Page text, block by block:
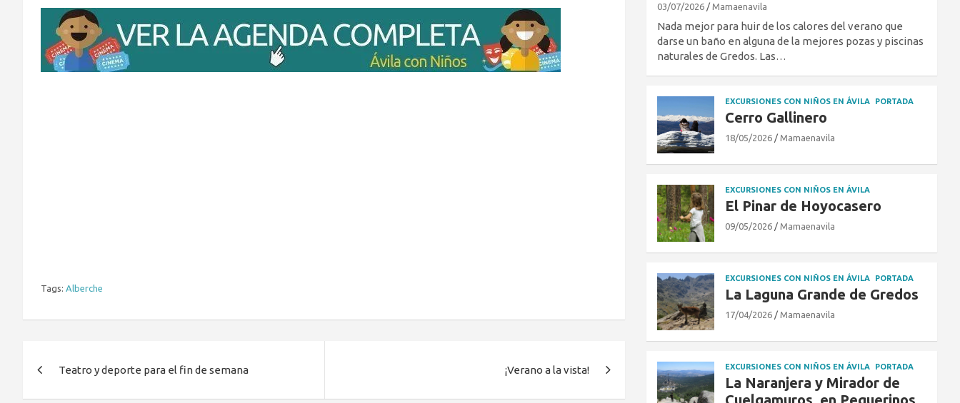
Tags: Alberche
Teatro y deporte para el fin de semana ¡Verano a la vista!
03/07/2026 Mamaenavila
Nada mejor para huir de los calores del verano que
darse un baño en alguna de la mejores pozas y piscinas
naturales de Gredos. Las…
EXCURSIONES CON NIÑOS EN ÁVILA PORTADA
Cerro Gallinero
18/05/2026 Mamaenavila
EXCURSIONES CON NIÑOS EN ÁVILA
El Pinar de Hoyocasero
09/05/2026 Mamaenavila
EXCURSIONES CON NIÑOS EN ÁVILA PORTADA
La Laguna Grande de Gredos
17/04/2026 Mamaenavila
EXCURSIONES CON NIÑOS EN ÁVILA PORTADA
La Naranjera y Mirador de
Cuelgamuros, en Peguerinos